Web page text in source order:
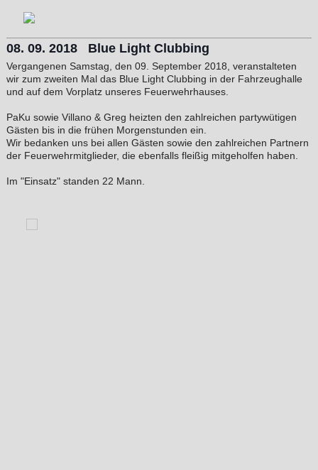
08. 09. 2018 Blue Light Clubbing
Vergangenen Samstag, den 09. September 2018, veranstalteten
wir zum zweiten Mal das Blue Light Clubbing in der Fahrzeughalle
und auf dem Vorplatz unseres Feuerwehrhauses.
PaKu sowie Villano & Greg heizten den zahlreichen partywütigen
Gästen bis in die frühen Morgenstunden ein.
Wir bedanken uns bei allen Gästen sowie den zahlreichen Partnern
der Feuerwehrmitglieder, die ebenfalls fleißig mitgeholfen haben.
Im "Einsatz" standen 22 Mann.